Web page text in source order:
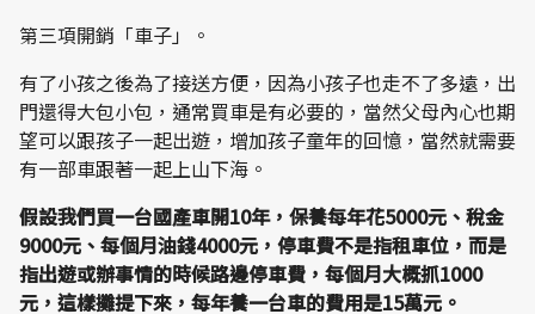
第三項開銷「車子」。
有了小孩之後為了接送方便，因為小孩子也走不了多遠，出
門還得大包小包，通常買車是有必要的，當然父母內心也期
望可以跟孩子一起出遊，增加孩子童年的回憶，當然就需要
有一部車跟著一起上山下海。
假設我們買一台國產車開10年，保養每年花5000元、稅金
9000元、每個月油錢4000元，停車費不是指租車位，而是
指出遊或辦事情的時候路邊停車費，每個月大概抓1000
元，這樣攤提下來，每年養一台車的費用是15萬元。